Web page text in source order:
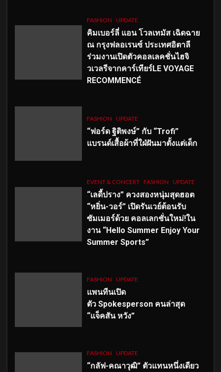
FASHION UPDATE
คิมเบอร์ลี่ แอน โวลเทมัส เฉิดฉาย
ณ กรุงฟลอเรนซ์ ประเทศอิตาลี
ร่วมงานเปิดตัวคอลเลคชั่นไฮจิ
วเวลรีจากคาร์เทียร์LE VOYAGE
RECOMMENCÉ
FASHION UPDATE
“ฟอร์ด ฐิติพงษ์” กับ “Trofi”
แบรนด์เสื้อผ้าที่ใฝ่ฝันมาตั้งแต่เด็ก
EVENT & CONCERT FASHION UPDATE
“เลดี้ปราง” ควงสองหนุ่มสุดฮอต
“หยิ่น-วอร์” เปิดรันเวย์ต้อนรับ
ซัมเมอร์ด้วย คอลเลกชั่นใหม่!ใน
งาน “Hello Summer Enjoy Your
Summer Sports”
FASHION UPDATE
แพนทีนเปิด
ตัว Spokesperson คนล่าสุด
“แจ็คสัน หวัง”
FASHION UPDATE
“กลัฟ-คณาวุฒิ” ตัวแทนหนึ่งเดียว